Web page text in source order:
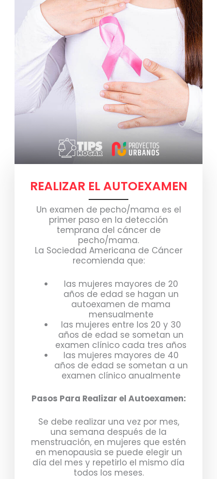
REALIZAR EL AUTOEXAMEN
Un examen de pecho/mama es el
primer paso en la detección
temprana del cáncer de
pecho/mama.
La Sociedad Americana de Cáncer
recomienda que:
las mujeres mayores de 20
años de edad se hagan un
autoexamen de mama
mensualmente
las mujeres entre los 20 y 30
años de edad se sometan un
examen clínico cada tres años
las mujeres mayores de 40
años de edad se sometan a un
examen clínico anualmente
Pasos Para Realizar el Autoexamen:
Se debe realizar una vez por mes,
una semana después de la
menstruación, en mujeres que estén
en menopausia se puede elegir un
día del mes y repetirlo el mismo día
todos los meses.